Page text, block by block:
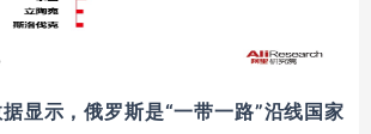
显示，俄罗斯是“一带一路”沿线国家